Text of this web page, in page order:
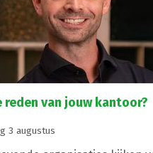
reden van jouw kantoor?
3 augustus